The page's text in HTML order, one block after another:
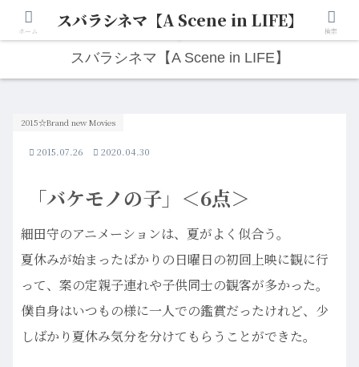
人生は“ひとりごと”から始まる。映画と写真と日々のこと。
スバラシネマ【A Scene in LIFE】
「バケモノの子」＜6点＞
2015☆Brand new Movies
2015.07.26 2020.04.30
細田守のアニメーションは、夏がよく似合う。
夏休みが始まったばかりの日曜日の初回上映に観に行
って、案の定親子連れや子供同士の観客が多かった。
僕自身はいつもの様に一人での鑑賞だったけれど、少
しばかり夏休み気分を分けてもらうことができた。
ホーム スバラシネマ【A Scene in LIFE】 検索